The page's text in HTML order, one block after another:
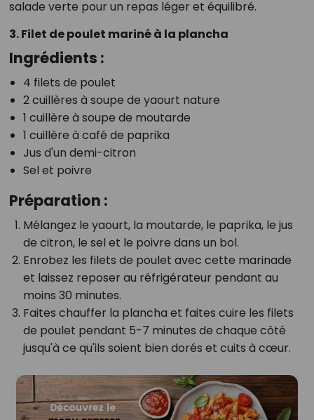
salade verte pour un repas léger et équilibré.
3. Filet de poulet mariné à la plancha
Ingrédients :
4 filets de poulet
2 cuillères à soupe de yaourt nature
1 cuillère à soupe de moutarde
1 cuillère à café de paprika
Jus d'un demi-citron
Sel et poivre
Préparation :
Mélangez le yaourt, la moutarde, le paprika, le jus
de citron, le sel et le poivre dans un bol.
Enrobez les filets de poulet avec cette marinade
et laissez reposer au réfrigérateur pendant au
moins 30 minutes.
Faites chauffer la plancha et faites cuire les filets
de poulet pendant 5-7 minutes de chaque côté
jusqu'à ce qu'ils soient bien dorés et cuits à cœur.